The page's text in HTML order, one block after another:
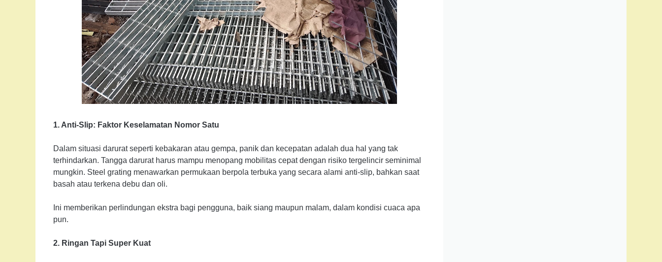
1. Anti-Slip: Faktor Keselamatan Nomor Satu
Dalam situasi darurat seperti kebakaran atau gempa, panik dan kecepatan adalah dua hal yang tak
terhindarkan. Tangga darurat harus mampu menopang mobilitas cepat dengan risiko tergelincir seminimal
mungkin. Steel grating menawarkan permukaan berpola terbuka yang secara alami anti-slip, bahkan saat
basah atau terkena debu dan oli.
Ini memberikan perlindungan ekstra bagi pengguna, baik siang maupun malam, dalam kondisi cuaca apa
pun.
2. Ringan Tapi Super Kuat